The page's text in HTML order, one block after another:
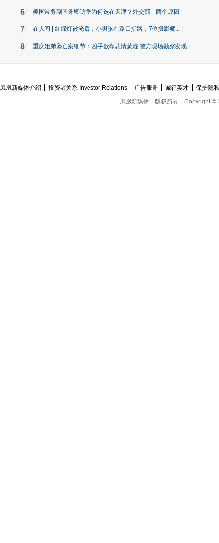
6 美国常务副国务卿访华为何选在天津？外交部：两个原因
7 在人间 | 红绿灯被淹后，小男孩在路口指路，7位摄影师...
8 重庆姐弟坠亡案细节：凶手欲靠悲情蒙混 警方现场勘察发现...
凤凰新媒体介绍 投资者关系 Investor Relations 广告服务 诚征英才
保护隐
凤凰新媒体
版权所有 Copyright ©